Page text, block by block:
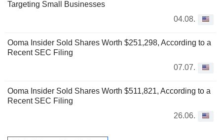
Targeting Small Businesses
04.08.
Ooma Insider Sold Shares Worth $251,298, According to a
Recent SEC Filing
07.07.
Ooma Insider Sold Shares Worth $511,821, According to a
Recent SEC Filing
26.06.